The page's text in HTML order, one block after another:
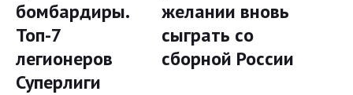
бомбардиры.
Топ-7
легионеров
Суперлиги
желании вновь
сыграть со
сборной России